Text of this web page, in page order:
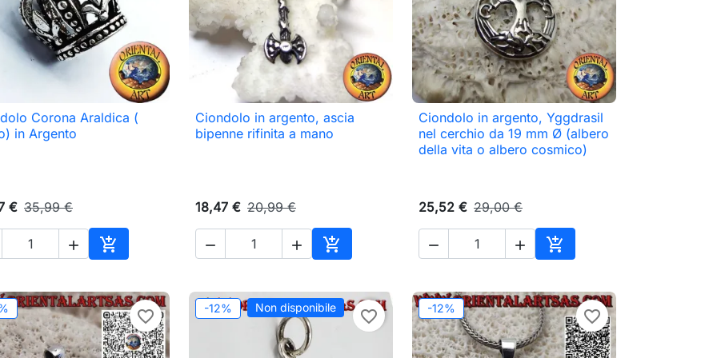
 Anteprima
Corona Araldica (
in Argento
€ 35,99 €
 
Aggiungi al carrello
 Anteprima
Ciondolo in argento, ascia
bipenne rifinita a mano
18,47 € 20,99 €
  
Aggiungi al carrello
 Anteprima
Ciondolo in argento, Yggdrasil
nel cerchio da 19 mm Ø (albero
della vita o albero cosmico)
25,52 € 29,00 €
  
Aggiungi al carrello
favorite_border -12% Non disponibile favorite_border -12% favorite_border